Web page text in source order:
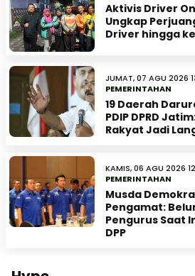
Aktivis Driver
Ungkap
Driver hingga
JUMAT, 07 AGU 2026
PEMERINTAHAN
19 Daerah
PDIP DPRD
Rakyat Jadi
KAMIS, 06 AGU 2026
PEMERINTAHAN
Musda
Pengamat:
Pengurus Saat
DPP